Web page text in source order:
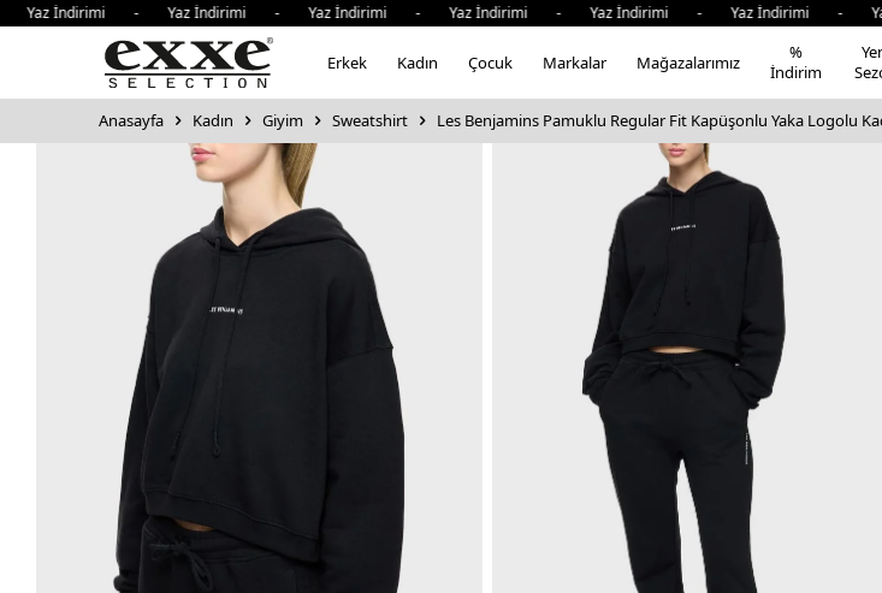
- Yaz İndirimi - Yaz İndirimi - Yaz İndirimi - Yaz İndirimi - Yaz İndirimi -
Erkek Kadın Çocuk Markalar Mağazalarımız
%
İndirim
Anasayfa Kadın Giyim Sweatshirt Les Benjamins Pamuklu Regular Fit Kapüşonlu Yaka Logolu